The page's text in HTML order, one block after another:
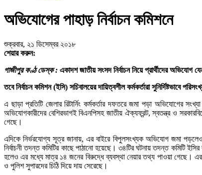
অভিযোগের পাহাড় নির্বাচন কমিশনে
শুক্রবার, ২১ ডিসেম্বর ২০১৮
শেয়ার করুন:
গাজীপুর কণ্ঠ ডেস্ক : একাদশ জাতীয় সংসদ নির্বাচন নিয়ে প্রার্থীদের
তবে নির্বাচন কমিশন (ইসি) সচিবালয়ের দায়িত্বশীল কর্মকর্তারা সুনির্দিষ্টভাবে
এ ছাড়া প্রতিটি জেলার রিটার্নিং কর্মকর্তার দফতরে জমা পড়া অভিযোগের
অভিযোগকারীদের বেশিরভাগই বিএনপিসহ জাতীয় ঐক্যফ্রন্ট, স্বতন্ত্র ও
গেছে।
এদিকে নির্ভরযোগ্য সূত্র জানায়, এর বাইরে বিপুলসংখ্যক অভিযোগ জমা
নির্বাচনী তদন্ত কমিটির কাছে পাঠানো হয়েছে। ৩৪টির ঘটনায় তদন্ত কমিটি
হলেও এর মধ্যে মাত্র ১৪ জনের বিরুদ্ধে ব্যবস্থা নেয়ার তথ্য পাওয়া গেছে। এর
ও পুলিশ সুপারদের চিঠি দিয়ে দায় সেরেছে।